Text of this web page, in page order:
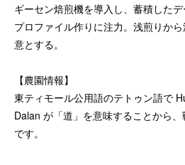
ギーセン焙煎機を導入し、蓄積した
プロファイル作りに注力。浅煎りか
意とする。
【農園情報】
東ティモール公用語のテトゥン語で
Dalan が「道」を意味することから
です。